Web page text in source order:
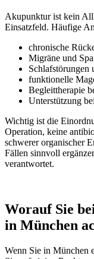
Akupunktur ist kein
Einsatzfeld. Häufige
chronische
Migräne und
Schlafstörungen
funktionelle
Begleittherapie
Unterstützung
Wichtig ist die
Operation, keine
schwerer organischer
Fällen sinnvoll
verantwortet.
Worauf Sie
in München
Wenn Sie in München